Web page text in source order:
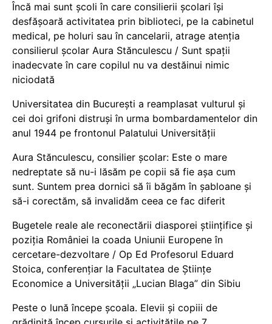
Încă mai sunt școli în care consilierii școlari își
desfășoară activitatea prin biblioteci, pe la cabinetul
medical, pe holuri sau în cancelarii, atrage atenția
consilierul școlar Aura Stănculescu / Sunt spații
inadecvate în care copilul nu va destăinui nimic
niciodată
Universitatea din București a reamplasat vulturul și
cei doi grifoni distruși în urma bombardamentelor din
anul 1944 pe frontonul Palatului Universității
Aura Stănculescu, consilier școlar: Este o mare
nedreptate să nu-i lăsăm pe copii să fie așa cum
sunt. Suntem prea dornici să îi băgăm în șabloane și
să-i corectăm, să invalidăm ceea ce fac diferit
Bugetele reale ale reconectării diasporei științifice și
poziția României la coada Uniunii Europene în
cercetare-dezvoltare / Op Ed Profesorul Eduard
Stoica, conferențiar la Facultatea de Științe
Economice a Universității „Lucian Blaga” din Sibiu
Peste o lună începe școala. Elevii și copiii de